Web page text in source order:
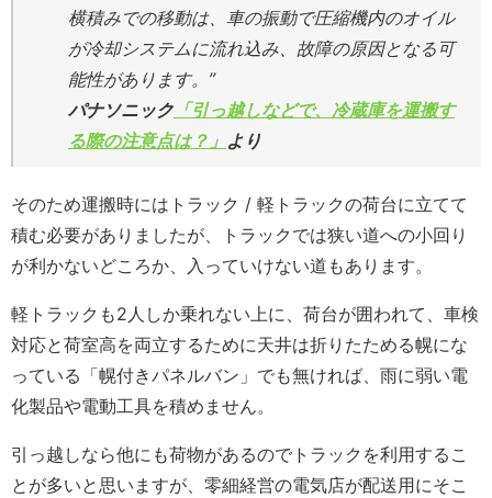
横積みでの移動は、車の振動で圧縮機内のオイル
が冷却システムに流れ込み、故障の原因となる可
能性があります。”
パナソニック 「引っ越しなどで、冷蔵庫を運搬す
る際の注意点は？」 より
そのため運搬時にはトラック / 軽トラックの荷台に立てて
積む必要がありましたが、トラックでは狭い道への小回り
が利かないどころか、入っていけない道もあります。
軽トラックも2人しか乗れない上に、荷台が囲われて、車検
対応と荷室高を両立するために天井は折りたためる幌にな
っている「幌付きパネルバン」でも無ければ、雨に弱い電
化製品や電動工具を積めません。
引っ越しなら他にも荷物があるのでトラックを利用するこ
とが多いと思いますが、零細経営の電気店が配送用にそこ